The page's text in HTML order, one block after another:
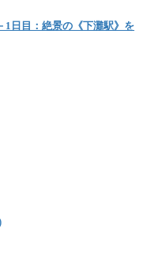
日目：絶景の《下灘駅》を